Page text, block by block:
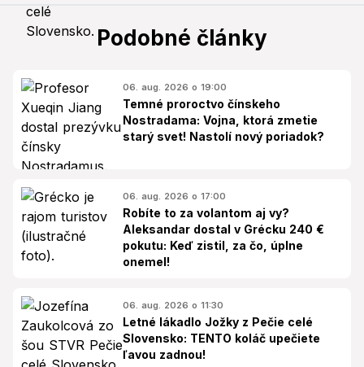
Podobné články
06. aug. 2026 o 19:00
Temné proroctvo čínskeho
Nostradama: Vojna, ktorá zmetie
starý svet! Nastolí nový poriadok?
06. aug. 2026 o 17:00
Robíte to za volantom aj vy?
Aleksandar dostal v Grécku 240 €
pokutu: Keď zistil, za čo, úplne
onemel!
06. aug. 2026 o 11:30
Letné lákadlo Jožky z Pečie celé
Slovensko: TENTO koláč upečiete
ľavou zadnou!